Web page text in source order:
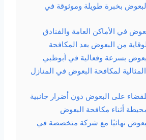
بخبرة طويلة وموثوقة في
في الأماكن العامة والفنادق
من البعوض بعد المكافحة
بسرعة وفعالية في أبوظبي
لمكافحة البعوض في المنازل
على البعوض دون أضرار جانبية
أثناء مكافحة البعوض
نهائيًا مع شركة متخصصة في